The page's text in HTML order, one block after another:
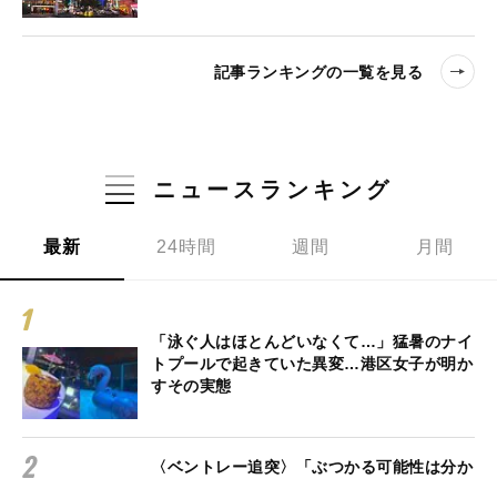
記事ランキングの一覧を見る
ニュースランキング
最新 24時間 週間 月間
「泳ぐ人はほとんどいなくて…」猛暑のナイ
トプールで起きていた異変…港区女子が明か
すその実態
〈ベントレー追突〉「ぶつかる可能性は分か